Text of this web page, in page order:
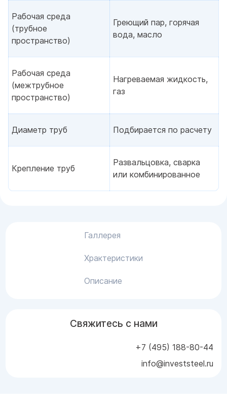
Рабочая среда
(трубное
пространство)
Греющий пар, горячая
вода, масло
Рабочая среда
(межтрубное
пространство)
Нагреваемая жидкость,
газ
Диаметр труб Подбирается по расчету
Крепление труб
Развальцовка, сварка
или комбинированное
Галлерея
Храктеристики
Описание
Свяжитесь с нами
+7 (495) 188-80-44
info@investsteel.ru